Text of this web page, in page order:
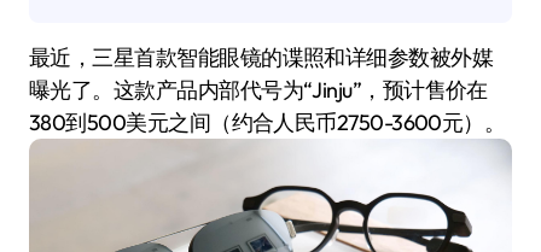
最近，三星首款智能眼镜的谍照和详细参数被外媒
曝光了。这款产品内部代号为“Jinju”，预计售价在
380到500美元之间（约合人民币2750-3600元）。